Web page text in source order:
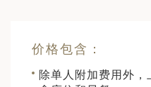
价格包含：
除单人附加费用外，